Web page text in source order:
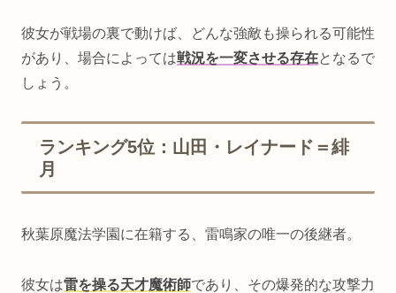
彼女が戦場の裏で動けば、どんな強敵も操られる可能性
があり、場合によっては戦況を一変させる存在となるで
しょう。
ランキング5位：山田・レイナード＝緋
月
秋葉原魔法学園に在籍する、雷鳴家の唯一の後継者。
彼女は雷を操る天才魔術師であり、その爆発的な攻撃力